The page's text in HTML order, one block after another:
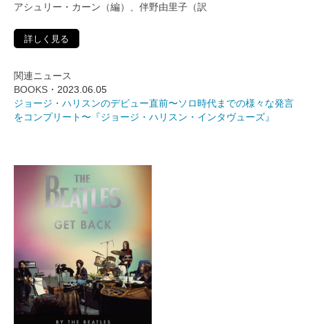
アシュリー・カーン（編）、伴野由里子（訳
詳しく見る
関連ニュース
BOOKS・ 2023.06.05
ジョージ・ハリスンのデビュー直前〜ソロ時代までの様々な発言
をコンプリート〜『ジョージ・ハリスン・インタヴューズ』